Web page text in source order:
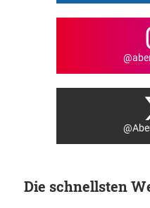
Die schnellsten